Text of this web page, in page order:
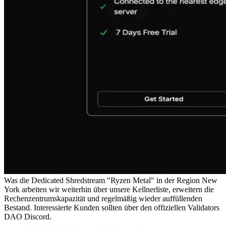
Was die Dedicated Shredstream "Ryzen Metal" in der Region New
York arbeiten wir weiterhin über unsere Kellnerliste, erweitern die
Rechenzentrumskapazität und regelmäßig wieder auffüllenden
Bestand. Interessierte Kunden sollten über den offiziellen Validators
DAO Discord.